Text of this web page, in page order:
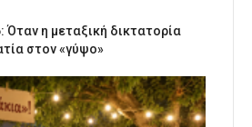
Όταν η μεταξική δικτατορία
στον «γύψο»